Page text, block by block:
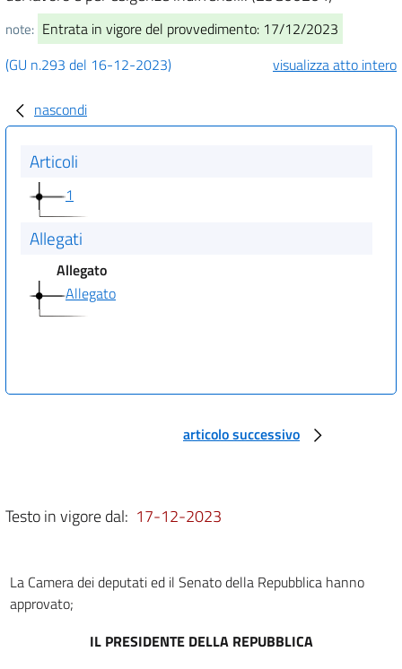
note: Entrata in vigore del provvedimento: 17/12/2023
(GU n.293 del 16-12-2023)
visualizza atto intero
nascondi
Articoli
1
Allegati
Allegato
Allegato
articolo successivo
Testo in vigore dal: 17-12-2023
La Camera dei deputati ed il Senato della Repubblica hanno
approvato;
IL PRESIDENTE DELLA REPUBBLICA